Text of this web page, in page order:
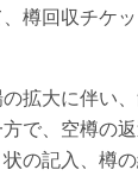
樽回収チケ
拡大に伴い
で、空樽の
の記入、樽